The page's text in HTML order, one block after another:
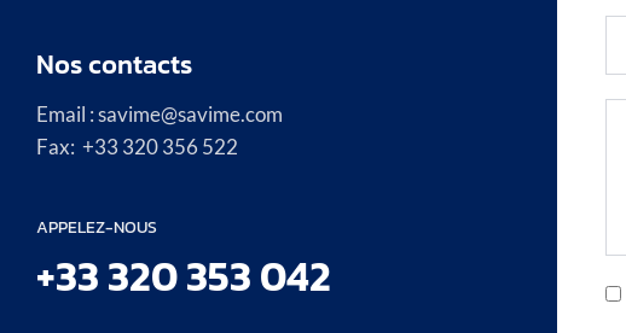
Nos contacts
Email : savime@savime.com
Fax: +33 320 356 522
APPELEZ-NOUS
+33 320 353 042